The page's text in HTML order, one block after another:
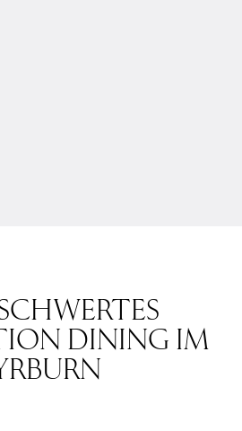
DINING IM